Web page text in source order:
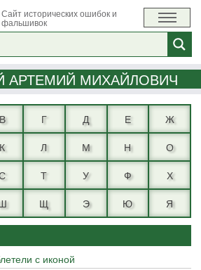
Сайт исторических ошибок и
фальшивок
АРТЕМИЙ МИХАЙЛОВИЧ
В Г Д Е
Ж
К Л М Н
О
Т У Ф
Х
Щ Э Ю Я
с иконой